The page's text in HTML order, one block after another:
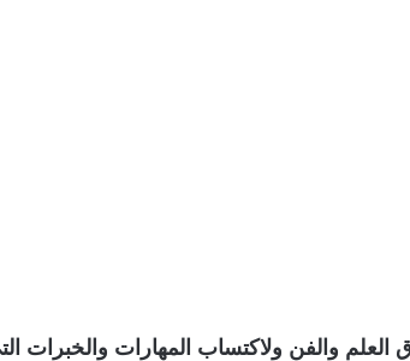
ولاكتساب المهارات والخبرات التي